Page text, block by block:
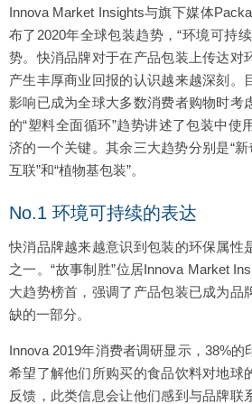
Innova Market Insights与旗下媒体
布了2020年全球包装趋势，“环境可持
势。快消品牌对于在产品包装上传达对
产生丰厚商业回报的认识越来越深刻。
影响已成为全球大多数消费者购物时考
的“塑料全面循环”趋势讲述了包装中使
济的一个关键。其余三大趋势分别是“新
互联”和“植物基包装”。
No.1 环境可持续的表达
快消品牌越来越意识到包装的环保属性
之一。“故事制胜”位居Innova Market
大趋势榜首，强调了产品包装已成为
缺的一部分。
Innova 2019年消费者调研显示，38%
希望了解他们所购买的食品饮料对地球
反馈，此类信息会让他们感到与品牌联